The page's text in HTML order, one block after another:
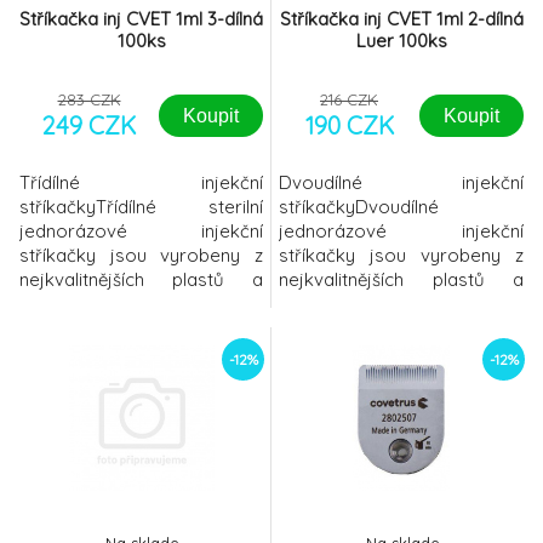
Stříkačka inj CVET 1ml 3-dílná
100ks
283 CZK
249 CZK Koupit
Třídílné injekční
stříkačkyTřídílné sterilní
jednorázové injekční
stříkačky jsou vyrobeny z
nejkvalitnějších plastů a
vytlačování tekutin. Stupnice
na stříkačce zajišťuje přesné
Stříkačka inj CVET 1ml 2-dílná
Luer 100ks
216 CZK
190 CZK Koupit
Dvoudílné injekční
stříkačkyDvoudílné
jednorázové injekční
stříkačky jsou vyrobeny z
nejkvalitnějších plastů a
vytlačování tekutin. Stupnice
na stříkačce zajišťuje přesné
dávkování, neboť stříkačka o
objemu 2 ml má stupnici až
do 3 ml, stříkačka o objemu
5 ml do 6 ml, stříkačka o
-12% -12%